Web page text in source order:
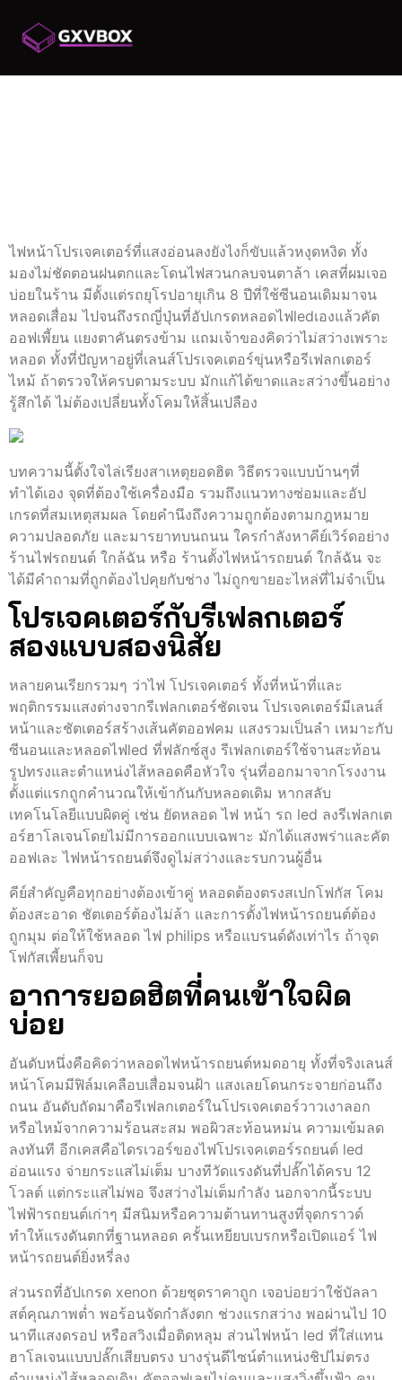
ไฟหน้าโปรเจคเตอร์ที่แสงอ่อนลงยังไงก็ขับแล้วหงุดหงิด ทั้ง
มองไม่ชัดตอนฝนตกและโดนไฟสวนกลบจนตาล้า เคสที่ผมเจอ
บ่อยในร้าน มีตั้งแต่รถยุโรปอายุเกิน 8 ปีที่ใช้ซีนอนเดิมมาจน
หลอดเสื่อม ไปจนถึงรถญี่ปุ่นที่อัปเกรดหลอดไฟledเองแล้วคัต
ออฟเพี้ยน แยงตาคันตรงข้าม แถมเจ้าของคิดว่าไม่สว่างเพราะ
หลอด ทั้งที่ปัญหาอยู่ที่เลนส์โปรเจคเตอร์ขุ่นหรือรีเฟลกเตอร์
ไหม้ ถ้าตรวจให้ครบตามระบบ มักแก้ได้ขาดและสว่างขึ้นอย่าง
รู้สึกได้ ไม่ต้องเปลี่ยนทั้งโคมให้สิ้นเปลือง
บทความนี้ตั้งใจไล่เรียงสาเหตุยอดฮิต วิธีตรวจแบบบ้านๆที่
ทำได้เอง จุดที่ต้องใช้เครื่องมือ รวมถึงแนวทางซ่อมและอัป
เกรดที่สมเหตุสมผล โดยคำนึงถึงความถูกต้องตามกฎหมาย
ความปลอดภัย และมารยาทบนถนน ใครกำลังหาคีย์เวิร์ดอย่าง
ร้านไฟรถยนต์ ใกล้ฉัน หรือ ร้านตั้งไฟหน้ารถยนต์ ใกล้ฉัน จะ
ได้มีคำถามที่ถูกต้องไปคุยกับช่าง ไม่ถูกขายอะไหล่ที่ไม่จำเป็น
โปรเจคเตอร์กับรีเฟลกเตอร์
สองแบบสองนิสัย
หลายคนเรียกรวมๆ ว่าไฟ โปรเจคเตอร์ ทั้งที่หน้าที่และ
พฤติกรรมแสงต่างจากรีเฟลกเตอร์ชัดเจน โปรเจคเตอร์มีเลนส์
หน้าและชัตเตอร์สร้างเส้นคัตออฟคม แสงรวมเป็นลำ เหมาะกับ
ซีนอนและหลอดไฟled ที่ฟลักซ์สูง รีเฟลกเตอร์ใช้จานสะท้อน
รูปทรงและตำแหน่งไส้หลอดคือหัวใจ รุ่นที่ออกมาจากโรงงาน
ตั้งแต่แรกถูกคำนวณให้เข้ากันกับหลอดเดิม หากสลับ
เทคโนโลยีแบบผิดคู่ เช่น ยัดหลอด ไฟ หน้า รถ led ลงรีเฟลกเต
อร์ฮาโลเจนโดยไม่มีการออกแบบเฉพาะ มักได้แสงพร่าและคัต
ออฟเละ ไฟหน้ารถยนต์จึงดูไม่สว่างและรบกวนผู้อื่น
คีย์สำคัญคือทุกอย่างต้องเข้าคู่ หลอดต้องตรงสเปกโฟกัส โคม
ต้องสะอาด ชัตเตอร์ต้องไม่ล้า และการตั้งไฟหน้ารถยนต์ต้อง
ถูกมุม ต่อให้ใช้หลอด ไฟ philips หรือแบรนด์ดังเท่าไร ถ้าจุด
โฟกัสเพี้ยนก็จบ
อาการยอดฮิตที่คนเข้าใจผิด
บ่อย
อันดับหนึ่งคือคิดว่าหลอดไฟหน้ารถยนต์หมดอายุ ทั้งที่จริงเลนส์
หน้าโคมมีฟิล์มเคลือบเสื่อมจนฝ้า แสงเลยโดนกระจายก่อนถึง
ถนน อันดับถัดมาคือรีเฟลกเตอร์ในโปรเจคเตอร์วาวเงาลอก
หรือไหม้จากความร้อนสะสม พอผิวสะท้อนหม่น ความเข้มลด
ลงทันที อีกเคสคือไดรเวอร์ของไฟโปรเจคเตอร์รถยนต์ led
อ่อนแรง จ่ายกระแสไม่เต็ม บางทีวัดแรงดันที่ปลั๊กได้ครบ 12
โวลต์ แต่กระแสไม่พอ จึงสว่างไม่เต็มกำลัง นอกจากนี้ระบบ
ไฟฟ้ารถยนต์เก่าๆ มีสนิมหรือความต้านทานสูงที่จุดกราวด์
ทำให้แรงดันตกที่ฐานหลอด ครั้นเหยียบเบรกหรือเปิดแอร์ ไฟ
หน้ารถยนต์ยิ่งหรี่ลง
ส่วนรถที่อัปเกรด xenon ด้วยชุดราคาถูก เจอบ่อยว่าใช้บัลลา
สต์คุณภาพต่ำ พอร้อนจัดกำลังตก ช่วงแรกสว่าง พอผ่านไป 10
นาทีแสงดรอป หรือสวิงเมื่อติดหลุม ส่วนไฟหน้า led ที่ใส่แทน
ฮาโลเจนแบบปลั๊กเสียบตรง บางรุ่นดีไซน์ตำแหน่งชิปไม่ตรง